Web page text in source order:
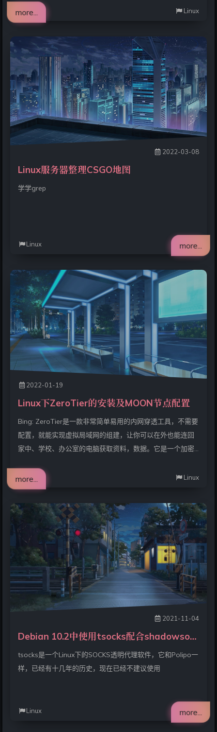
Linux
more...
2022-03-08
Linux服务器整理CSGO地图
学学grep
Linux more...
2022-01-19
Linux下ZeroTier的安装及MOON节点配置
Bing: ZeroTier是一款非常简单易用的内网穿透工具，不需要
配置，就能实现虚拟局域网的组建，让你可以在外也能连回
家中、学校、办公室的电脑获取资料，数据。它是一个加密
Linux
more...
2021-11-04
Debian 10.2中使用tsocks配合shadowsocks实现代理
tsocks是一个Linux下的SOCKS透明代理软件，它和Polipo一
样，已经有十几年的历史，现在已经不建议使用
Linux more...